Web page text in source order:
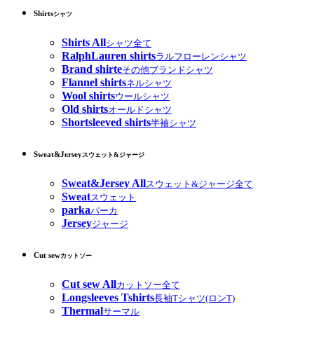
Shirtsシャツ
Shirts Allシャツ全て
RalphLauren shirtsラルフローレンシャツ
Brand shirteその他ブランドシャツ
Flannel shirtsネルシャツ
Wool shirtsウールシャツ
Old shirtsオールドシャツ
Shortsleeved shirts半袖シャツ
Sweat&Jerseyスウェット&ジャージ
Sweat&Jersey Allスウェット&ジャージ全て
Sweatスウェット
parkaパーカ
Jerseyジャージ
Cut sewカットソー
Cut sew Allカットソー全て
Longsleeves Tshirts長袖Tシャツ(ロンT)
Thermalサーマル